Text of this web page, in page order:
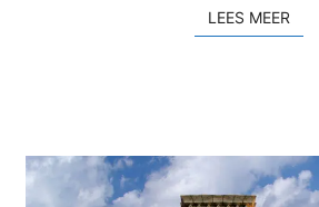
C
r
LEES MEER